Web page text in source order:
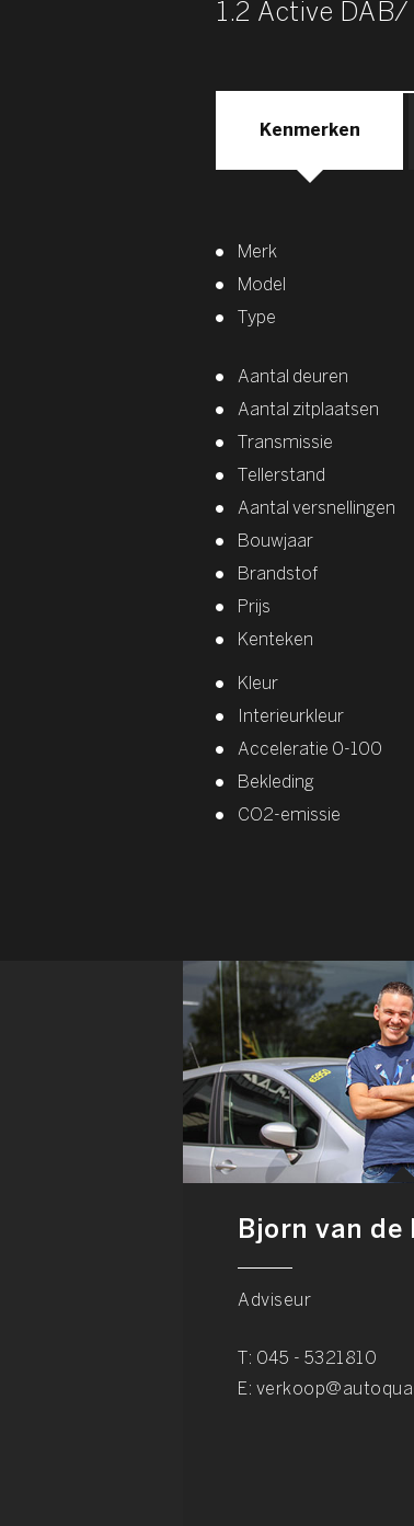
1.2 Active
Kenmerken
Merk
Model
Type
Aantal deuren
Aantal zitplaatsen
Transmissie
Tellerstand
Aantal versnellingen
Bouwjaar
Brandstof
Prijs
Kenteken
Kleur
Interieurkleur
Acceleratie 0-100
Bekleding
CO2-emissie
Bjorn van de
Adviseur
T: 045 - 5321810
E: